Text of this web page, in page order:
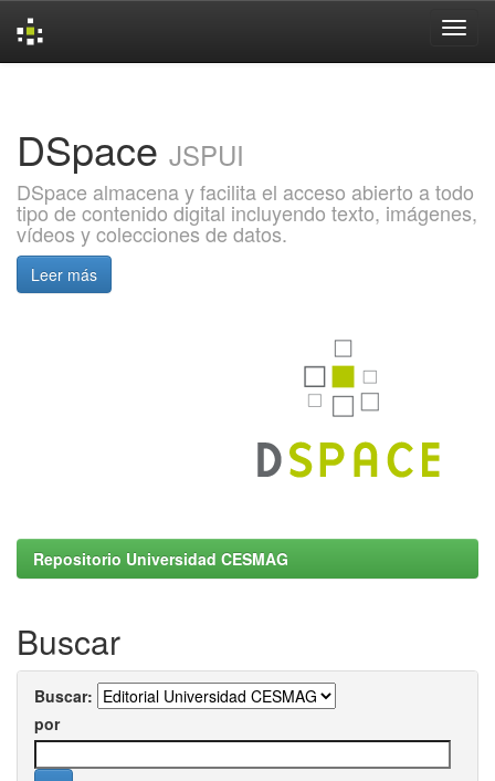
DSpace JSPUI
DSpace almacena y facilita el acceso abierto a todo
tipo de contenido digital incluyendo texto, imágenes,
vídeos y colecciones de datos.
Leer más
Repositorio Universidad CESMAG
Buscar
Buscar:
por